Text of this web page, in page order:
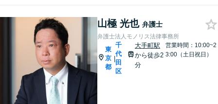
山極 光也 弁護士
弁護士法人モノリス法律事務所
東
京
都
|
千
代
田
区
大手町駅
から徒歩2
分
営業時間：10:00~2
3:00（土日祝日）